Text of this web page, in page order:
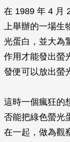
在 1989 年 4 月
上舉辦的一場生
光蛋白，並大為
作用才能發出螢
發便可以放出螢
這時一個瘋狂的
否能把綠色螢光
在一起，做為觀